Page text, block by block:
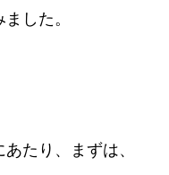
した。
たり、まずは、